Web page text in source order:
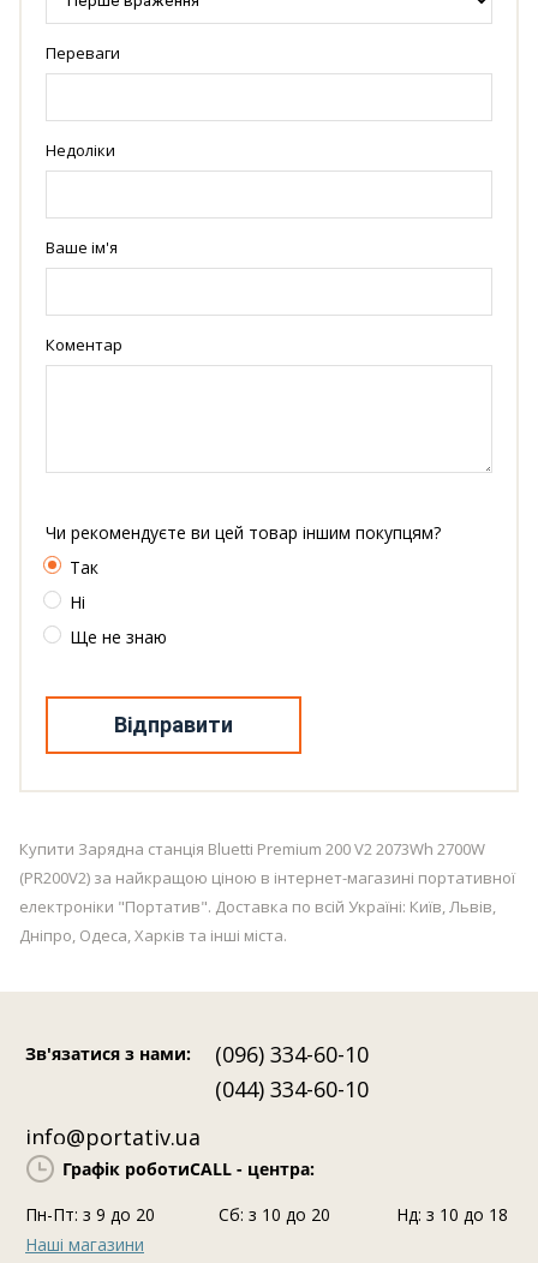
Переваги
Недоліки
Ваше ім'я
Коментар
Чи рекомендуєте ви цей товар іншим покупцям?
Так
Ні
Ще не знаю
Відправити
Купити Зарядна станція Bluetti Premium 200 V2 2073Wh 2700W
(PR200V2) за найкращою ціною в інтернет-магазині портативної
електроніки "Портатив". Доставка по всій Україні: Київ, Львів,
Дніпро, Одеса, Харків та інші міста.
Зв'язатися з нами:
(096) 334-60-10
(044) 334-60-10
info@portativ.ua
Графік роботиCALL - центра:
Пн-Пт: з 9 до 20
Сб: з 10 до 20
Нд: з 10 до 18
Наші магазини